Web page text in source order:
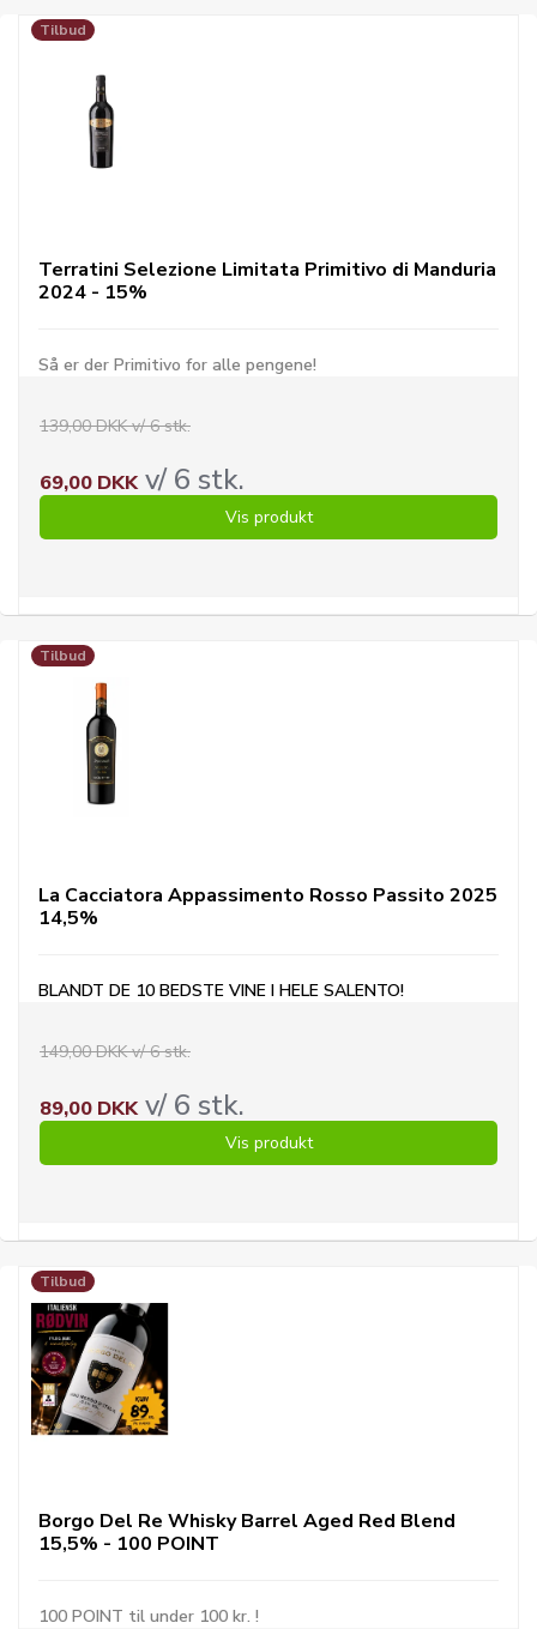
Tilbud
Terratini Selezione Limitata Primitivo di Manduria
2024 - 15%
Så er der Primitivo for alle pengene!
139,00 DKK v/ 6 stk.
69,00 DKKv/ 6 stk.
Vis produkt
Tilbud
La Cacciatora Appassimento Rosso Passito 2025
14,5%
BLANDT DE 10 BEDSTE VINE I HELE SALENTO!
149,00 DKK v/ 6 stk.
89,00 DKKv/ 6 stk.
Vis produkt
Tilbud
Borgo Del Re Whisky Barrel Aged Red Blend
15,5% - 100 POINT
100 POINT til under 100 kr. !